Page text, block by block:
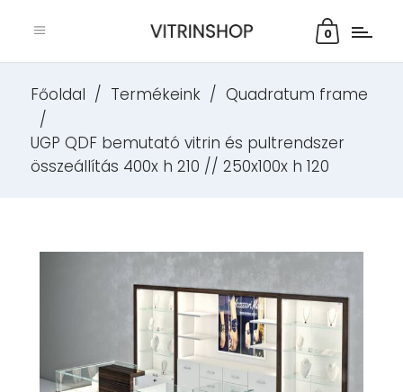
0
Főoldal / Termékeink / Quadratum frame
/
UGP QDF bemutató vitrin és pultrendszer
összeállítás 400x h 210 // 250x100x h 120